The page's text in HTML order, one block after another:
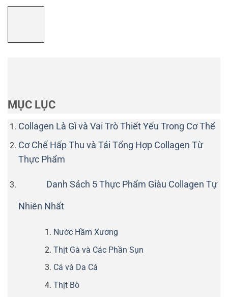
MỤC LỤC
Collagen Là Gì và Vai Trò Thiết Yếu Trong Cơ Thể
Cơ Chế Hấp Thu và Tái Tổng Hợp Collagen Từ
Thực Phẩm
Danh Sách 5 Thực Phẩm Giàu Collagen Tự
Nhiên Nhất
Nước Hầm Xương
Thịt Gà và Các Phần Sụn
Cá và Da Cá
Thịt Bò